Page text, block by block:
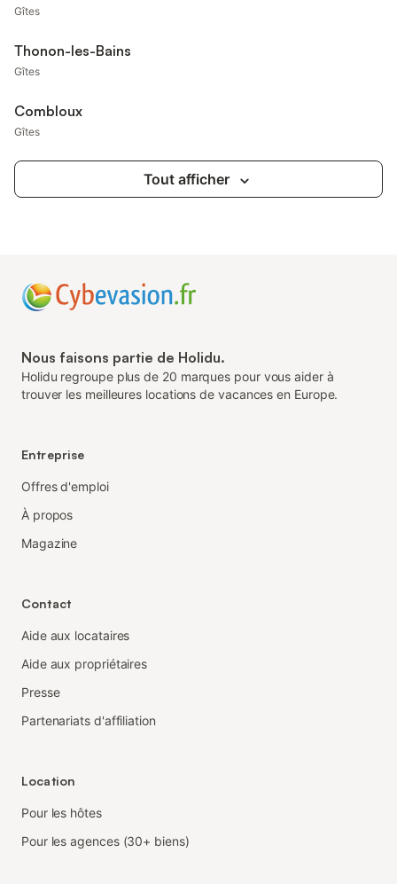
Gîtes
Thonon-les-Bains
Gîtes
Combloux
Gîtes
Tout afficher
Nous faisons partie de Holidu.
Holidu regroupe plus de 20 marques pour vous aider à
trouver les meilleures locations de vacances en Europe.
Entreprise
Offres d'emploi
À propos
Magazine
Contact
Aide aux locataires
Aide aux propriétaires
Presse
Partenariats d'affiliation
Location
Pour les hôtes
Pour les agences (30+ biens)